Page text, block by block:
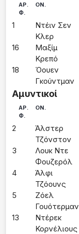
ΑΡ.
Φ.
ΟΝ.
1
Ντέιν Σεν
Κλερ
16
Μαξίμ
Κρεπό
18
Όουεν
Γκούντμαν
Αμυντικοί
ΑΡ.
Φ.
ΟΝ.
2
Άλστερ
Τζόνστον
3
Λουκ Ντε
Φουζερόλ
4
Άλφι
Τζόουνς
5
Ζόελ
Γουότερμαν
13
Ντέρεκ
Κορνέλιους